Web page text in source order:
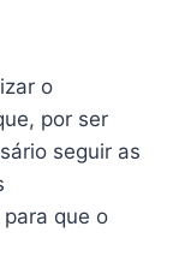
o
por ser
seguir as
que o